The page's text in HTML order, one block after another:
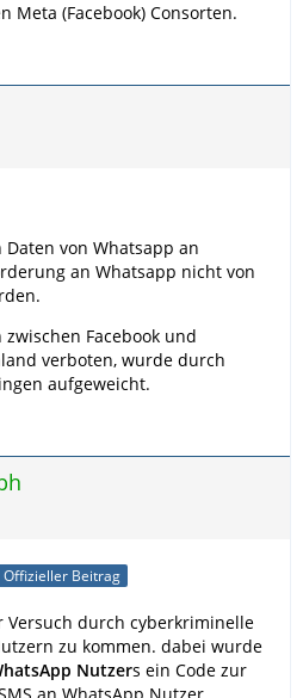
Meta (Facebook) Consorten.
von Whatsapp an
an Whatsapp nicht von
Facebook und
verboten, wurde durch
aufgeweicht.
Offizieller Beitrag
Versuch durch cyberkriminelle
zu kommen. dabei wurde
Nutzers ein Code zur
an WhatsApp Nutzer